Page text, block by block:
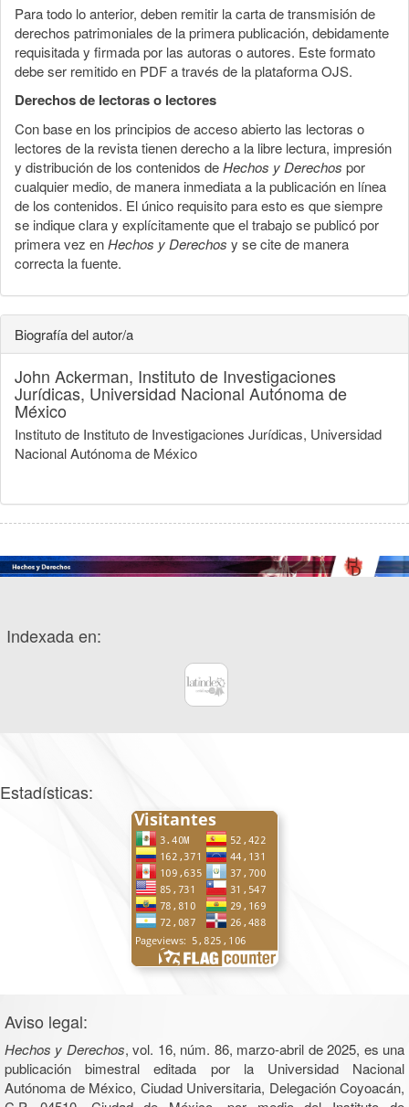
Para todo lo anterior, deben remitir la carta de transmisión de
derechos patrimoniales de la primera publicación, debidamente
requisitada y firmada por las autoras o autores. Este formato
debe ser remitido en PDF a través de la plataforma OJS.
Derechos de lectoras o lectores
Con base en los principios de acceso abierto las lectoras o
lectores de la revista tienen derecho a la libre lectura, impresión
y distribución de los contenidos deHechos y Derechos por
cualquier medio, de manera inmediata a la publicación en línea
de los contenidos. El único requisito para esto es que siempre
se indique clara y explícitamente que el trabajo se publicó por
primera vez enHechos y Derechos y se cite de manera
correcta la fuente.
Biografía del autor/a
John Ackerman, Instituto de Investigaciones
Jurídicas, Universidad Nacional Autónoma de
México
Instituto de Instituto de Investigaciones Jurídicas, Universidad
Nacional Autónoma de México
Indexada en:
Estadísticas:
Aviso legal:
Hechos y Derechos, vol. 16, núm. 86, marzo-abril de 2025, es una
publicación bimestral editada por la Universidad Nacional
Autónoma de México, Ciudad Universitaria, Delegación Coyoacán,